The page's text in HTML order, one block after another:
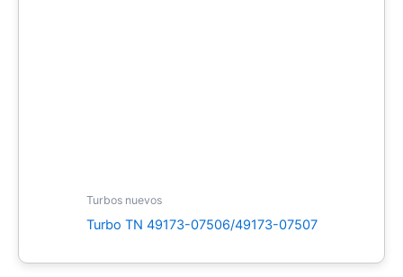
Turbos nuevos
Turbo TN 49173-07506/49173-07507